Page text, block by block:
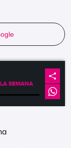
SEMANA